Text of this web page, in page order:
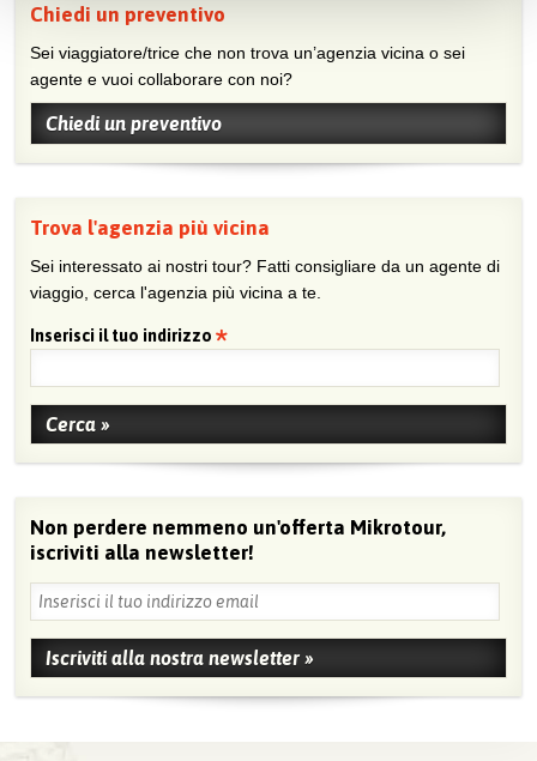
Chiedi un preventivo
Sei viaggiatore/trice che non trova un’agenzia vicina o sei
agente e vuoi collaborare con noi?
Chiedi un preventivo
Trova l'agenzia più vicina
Sei interessato ai nostri tour? Fatti consigliare da un agente di
viaggio, cerca l'agenzia più vicina a te.
Inserisci il tuo indirizzo
Non perdere nemmeno un'offerta Mikrotour,
iscriviti alla newsletter!